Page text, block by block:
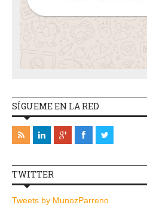
SÍGUEME EN LA RED
TWITTER
Tweets by MunozParreno